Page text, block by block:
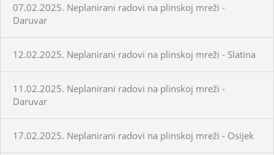
07.02.2025. Neplanirani radovi na plinskoj mreži -
Daruvar
12.02.2025. Neplanirani radovi na plinskoj mreži - Slatina
11.02.2025. Neplanirani radovi na plinskoj mreži -
Daruvar
17.02.2025. Neplanirani radovi na plinskoj mreži - Osijek